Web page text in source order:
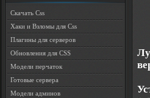
Скачать Css
Хаки и Взломы для Css
Плагины для серверов
Обновления для CSS
Модели перчаток
Готовые сервера
Модели админов